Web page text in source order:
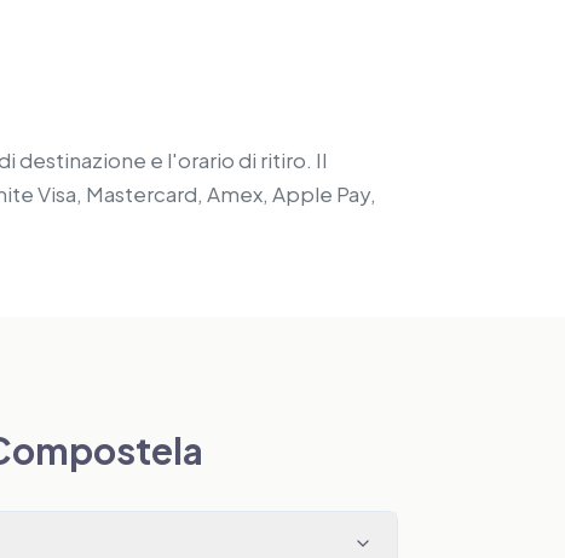
destinazione e l'orario di ritiro. Il
Visa, Mastercard, Amex, Apple Pay,